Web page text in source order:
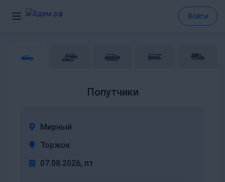
Войти
Попутчики
Мирный
Торжок
07.08.2026, пт